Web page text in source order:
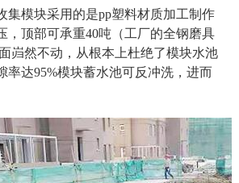
集模块采用的是pp塑料材质加工制作
，顶部可承重40吨（工厂的全钢磨具
岿然不动，从根本上杜绝了模块水池
率达95%模块蓄水池可反冲洗，进而